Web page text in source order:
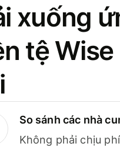
xuống
tệ
So sánh các nhà
Không phải chịu